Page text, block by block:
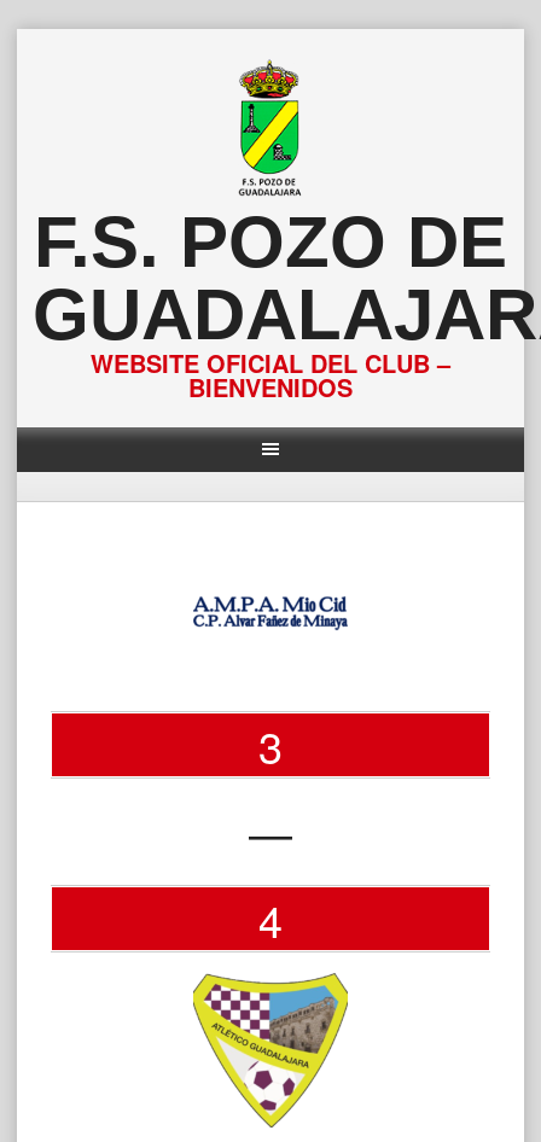
F.S. POZO DE
WEBSITE OFICIAL DEL CLUB –
BIENVENIDOS
3
—
4